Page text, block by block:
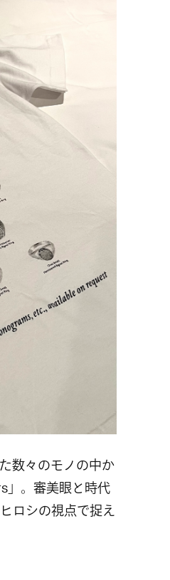
数々のモノの中か
」。審美眼と時代
ロシの視点で捉え